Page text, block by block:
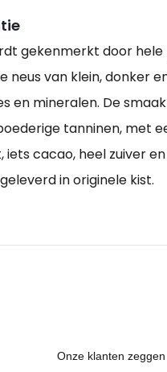
gekenmerkt door hele
neus van klein, donker
en mineralen. De
tanninen, met
iets cacao, heel zuiver
in originele kist.